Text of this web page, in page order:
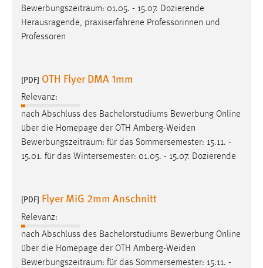
Bewerbungszeitraum: 01.05. - 15.07. Dozierende
Herausragende, praxiserfahrene Professorinnen und
Professoren
[PDF] OTH Flyer DMA 1mm
Relevanz:
nach Abschluss des Bachelorstudiums Bewerbung Online
über die Homepage der OTH Amberg-Weiden
Bewerbungszeitraum: für das Sommersemester: 15.11. -
15.01. für das Wintersemester: 01.05. - 15.07. Dozierende
[PDF] Flyer MiG 2mm Anschnitt
Relevanz:
nach Abschluss des Bachelorstudiums Bewerbung Online
über die Homepage der OTH Amberg-Weiden
Bewerbungszeitraum: für das Sommersemester: 15.11. -
Name:
_pk_ref, _pk_cvar, _pk_id, _pk_ses
Cookie Laufzeit:
MARKETING
Marketing Cookies werden von Drittanbietern
hinweg verfolgen.
Google Ads
Name:
_gcl_au